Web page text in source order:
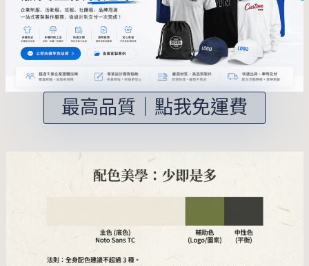
最高品質｜點我免運費